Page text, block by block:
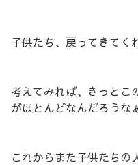
子供たち、戻ってきてく
考えてみれば、きっとこ
がほとんどなんだろうな
これからまた子供たちの